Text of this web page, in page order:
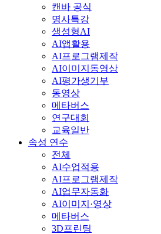
캔바 공식
명사특강
생성형AI
AI앱활용
AI프로그램제작
AI이미지동영상
AI평가생기부
동영상
메타버스
연구대회
교육일반
속성 연수
전체
AI수업적용
AI프로그램제작
AI업무자동화
AI이미지·영상
메타버스
3D프린팅